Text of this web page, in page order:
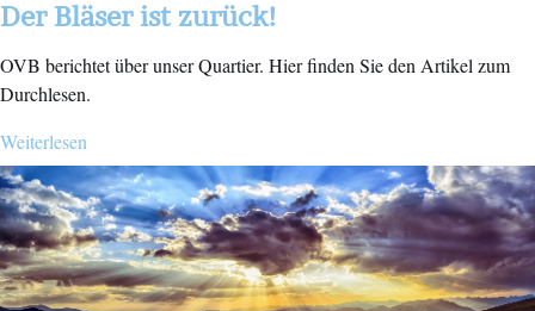
Der Bläser ist zurück!
OVB berichtet über unser Quartier. Hier finden Sie den Artikel zum
Durchlesen.
Weiterlesen